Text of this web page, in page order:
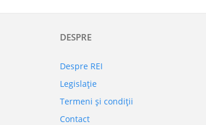
DESPRE
Despre REI
Legislaţie
Termeni şi condiţii
Contact